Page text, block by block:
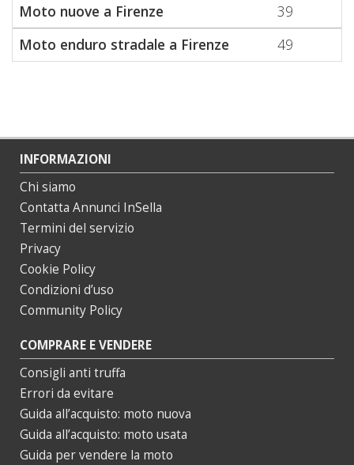
Moto nuove a Firenze
39
Moto enduro stradale a Firenze
49
INFORMAZIONI
Chi siamo
Contatta Annunci InSella
Termini del servizio
Privacy
Cookie Policy
Condizioni d’uso
Community Policy
COMPRARE E VENDERE
Consigli anti truffa
Errori da evitare
Guida all’acquisto: moto nuova
Guida all’acquisto: moto usata
Guida per vendere la moto